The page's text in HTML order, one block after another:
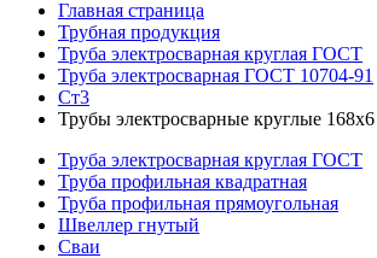
Главная страница
Трубная продукция
Труба электросварная круглая ГОСТ
Труба электросварная ГОСТ 10704-91
Ст3
Трубы электросварные круглые
Труба электросварная круглая ГОСТ
Труба профильная квадратная
Труба профильная прямоугольная
Швеллер гнутый
Сваи